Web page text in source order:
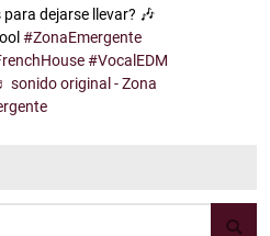
dejarse llevar? 🎶
#ZonaEmergente
#VocalEDM
sonido original - Zona